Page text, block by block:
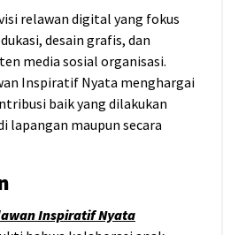
relawan digital yang fokus
desain grafis, dan
media sosial organisasi.
Inspiratif Nyata menghargai
baik yang dilakukan
lapangan maupun secara
Inspiratif Nyata